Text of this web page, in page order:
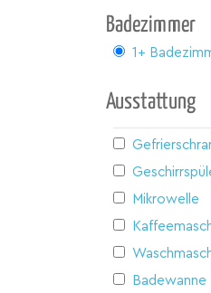
Badezimmer
1+
Ausstattung
Mikrowelle
Badewanne